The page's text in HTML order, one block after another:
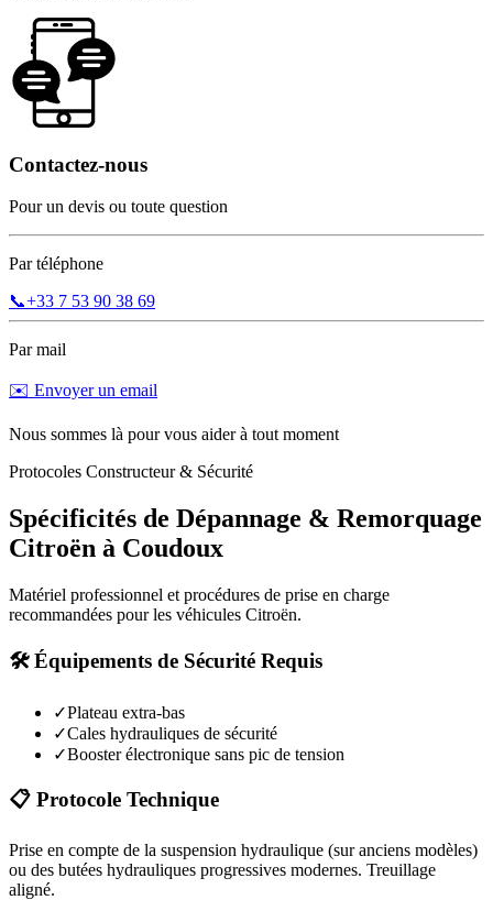
Contactez-nous
Pour un devis ou toute question
Par téléphone
📞+33 7 53 90 38 69
Par mail
✉️ Envoyer un email
Nous sommes là pour vous aider à tout moment
Protocoles Constructeur & Sécurité
Spécificités de Dépannage & Remorquage
Citroën à Coudoux
Matériel professionnel et procédures de prise en charge
recommandées pour les véhicules Citroën.
🛠️ Équipements de Sécurité Requis
✓Plateau extra-bas
✓Cales hydrauliques de sécurité
✓Booster électronique sans pic de tension
📋 Protocole Technique
Prise en compte de la suspension hydraulique (sur anciens modèles)
ou des butées hydrauliques progressives modernes. Treuillage
aligné.